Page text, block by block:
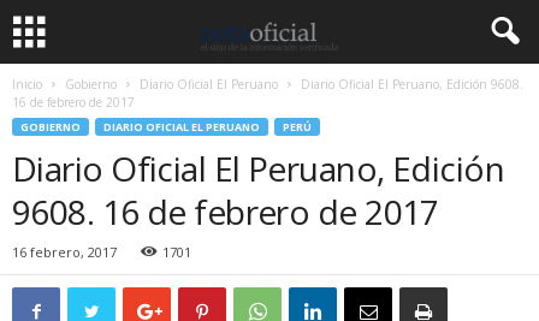
Inicio Gobierno Diario Oficial El Peruano
Diario Oficial El Peruano, Edición 9608.
16 de febrero de 2017
GOBIERNO DIARIO OFICIAL EL PERUANO PERÚ
Diario Oficial El Peruano, Edición
9608. 16 de febrero de 2017
16 febrero, 2017 1701